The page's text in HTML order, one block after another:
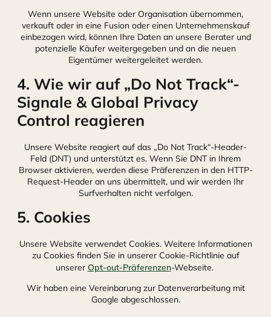
Wenn unsere Website oder Organisation übernommen,
verkauft oder in eine Fusion oder einen Unternehmenskauf
einbezogen wird, können Ihre Daten an unsere Berater und
potenzielle Käufer weitergegeben und an die neuen
Eigentümer weitergeleitet werden.
4. Wie wir auf „Do Not Track“-
Signale & Global Privacy
Control reagieren
Unsere Website reagiert auf das „Do Not Track“-Header-
Feld (DNT) und unterstützt es. Wenn Sie DNT in Ihrem
Browser aktivieren, werden diese Präferenzen in den HTTP-
Request-Header an uns übermittelt, und wir werden Ihr
Surfverhalten nicht verfolgen.
5. Cookies
Unsere Website verwendet Cookies. Weitere Informationen
zu Cookies finden Sie in unserer Cookie-Richtlinie auf
unserer Opt-out-Präferenzen-Webseite.
Wir haben eine Vereinbarung zur Datenverarbeitung mit
Google abgeschlossen.